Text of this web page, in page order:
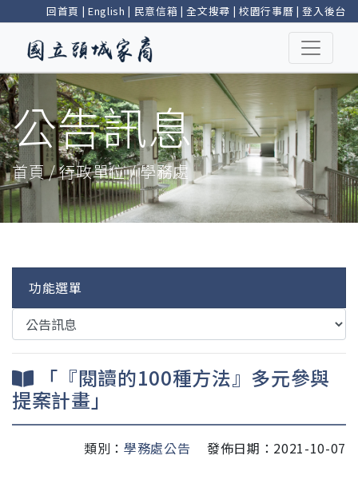
回首頁 | English | 民意信箱 |全文搜尋 | 校園行事曆 |登入後台
公告訊息
首頁 / 行政單位 / 學務處
功能選單
「『閱讀的100種方法』多元參與
提案計畫」
類別： 學務處公告 發佈日期：2021-10-07